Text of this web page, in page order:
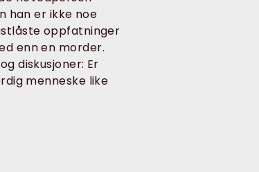
han er ikke noe
oppfatninger
enn en morder.
diskusjoner: Er
menneske like